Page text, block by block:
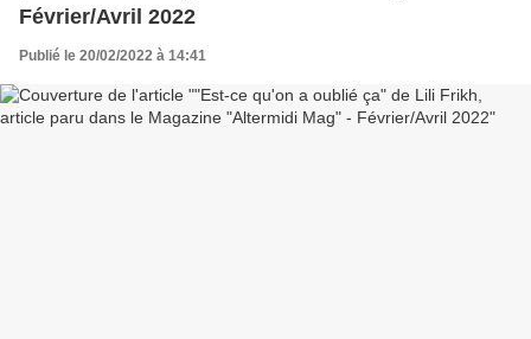
Février/Avril 2022
Publié le 20/02/2022 à 14:41